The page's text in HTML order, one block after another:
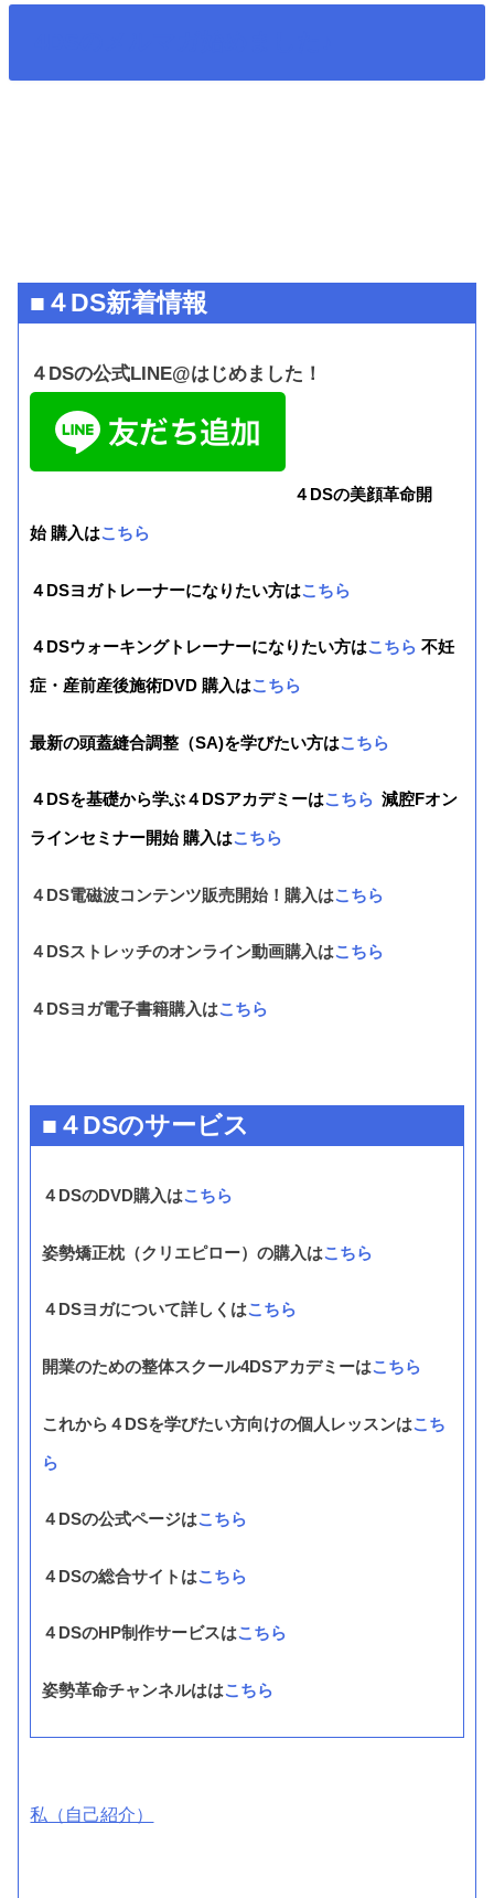
■４DS新着情報
４DSの公式LINE@はじめました！
４DSの美顔革命開
始 購入はこちら
４DSヨガトレーナーになりたい方はこちら
４DSウォーキングトレーナーになりたい方はこちら 不妊
症・産前産後施術DVD 購入はこちら
最新の頭蓋縫合調整（SA)を学びたい方はこちら
４DSを基礎から学ぶ４DSアカデミーはこちら 減腔Fオン
ラインセミナー開始 購入はこちら
４DS電磁波コンテンツ販売開始！購入はこちら
４DSストレッチのオンライン動画購入はこちら
４DSヨガ電子書籍購入はこちら
■４DSのサービス
４DSのDVD購入はこちら
姿勢矯正枕（クリエピロー）の購入はこちら
４DSヨガについて詳しくはこちら
開業のための整体スクール4DSアカデミーはこちら
これから４DSを学びたい方向けの個人レッスンはこち
ら
４DSの公式ページはこちら
４DSの総合サイトはこちら
４DSのHP制作サービスはこちら
姿勢革命チャンネルははこちら
私（自己紹介）